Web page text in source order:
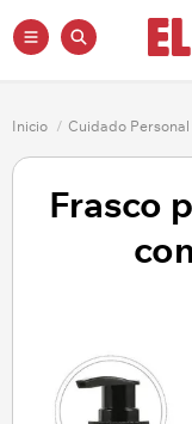
Inicio / Cuidado Personal
Frasco